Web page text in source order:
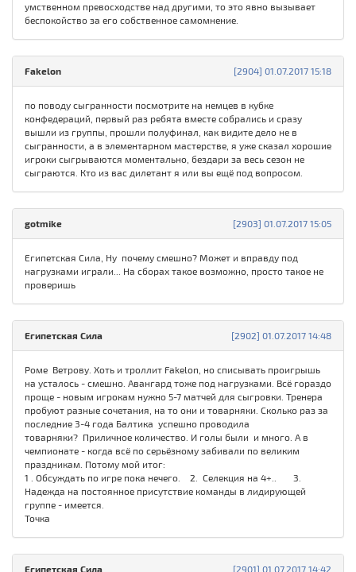
умственном превосходстве над другими, то это явно вызывает
беспокойство за его собственное самомнение.
[2904] 01.07.2017 15:18
Fakelon
по поводу сыгранности посмотрите на немцев в кубке
конфедераций, первый раз ребята вместе собрались и сразу
вышли из группы, прошли полуфинал, как видите дело не в
сыгранности, а в элементарном мастерстве, я уже сказал хорошие
игроки сыгрываются моментально, бездари за весь сезон не
сыграются. Кто из вас дилетант я или вы ещё под вопросом.
[2903] 01.07.2017 15:05
gotmike
Египетская Сила, Ну почему смешно? Может и вправду под
нагрузками играли... На сборах такое возможно, просто такое не
проверишь
[2902] 01.07.2017 14:48
Египетская Сила
Роме Ветрову. Хоть и троллит Fakelon, но списывать проигрышь
на усталось - смешно. Авангард тоже под нагрузками. Всё гораздо
проще - новым игрокам нужно 5-7 матчей для сыгровки. Тренера
пробуют разные сочетания, на то они и товарняки. Сколько раз за
последние 3-4 года Балтика успешно проводила
товарняки? Приличное количество. И голы были и много. А в
чемпионате - когда всё по серьёзному забивали по великим
праздникам. Потому мой итог:
1 . Обсуждать по игре пока нечего. 2. Селекция на 4+.. 3.
Надежда на постоянное присутствие команды в лидирующей
группе - имеется.
Точка
[2901] 01.07.2017 14:42
Египетская Сила